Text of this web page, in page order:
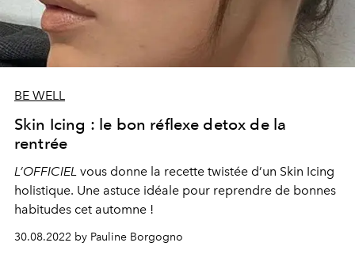
BE WELL
Skin Icing : le bon réflexe detox de la
rentrée
L’OFFICIEL vous donne la recette twistée d’un Skin Icing
holistique. Une astuce idéale pour reprendre de bonnes
habitudes cet automne !
30.08.2022 by Pauline Borgogno